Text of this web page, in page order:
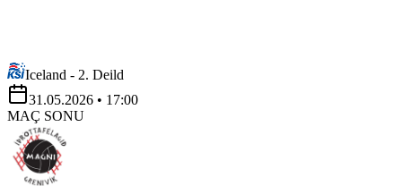
Iceland - 2. Deild
31.05.2026 • 17:00
MAÇ SONU